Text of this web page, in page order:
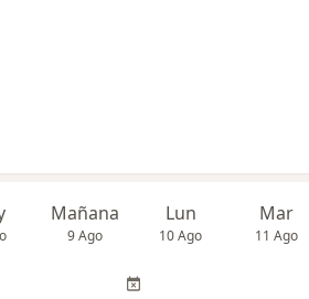
Mañana
9 Ago
Lun
10 Ago
Mar
11 Ago